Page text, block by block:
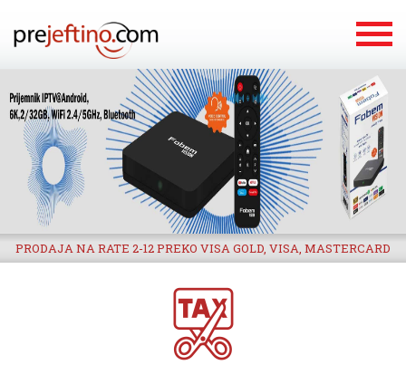
PRODAJA NA RATE 2-12 PREKO VISA GOLD, VISA, MASTERCARD